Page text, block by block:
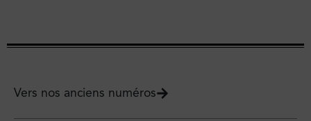
Vers nos anciens numéros